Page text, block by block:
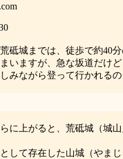
砥城までは、徒歩で約40
いますが、急な坂道だけ
みながら登って行かれる
に上がると、荒砥城（城
して存在した山城（やま